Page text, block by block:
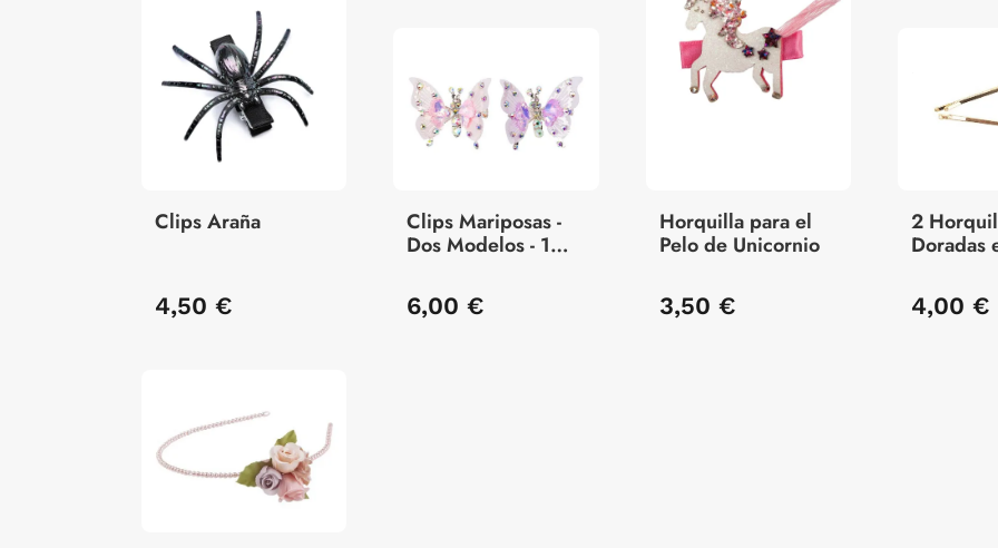
Clips Araña
4,50 €
Clips Mariposas -
Dos Modelos - 1
6,00 €
Horquilla para el
Pelo de Unicornio
3,50 €
2
Doradas
4,00 €